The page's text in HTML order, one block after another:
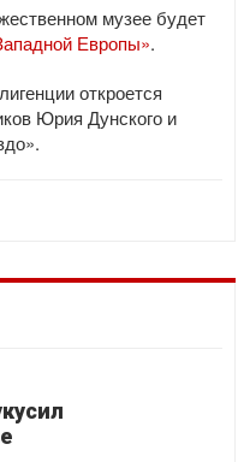
музее будет
Европы».
откроется
Юрия Дунского и